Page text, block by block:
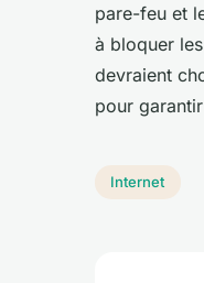
pare-feu et
à bloquer
devraient
pour
Internet